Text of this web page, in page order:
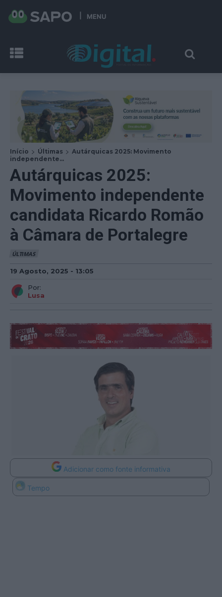
MENU
Início Últimas
Autárquicas 2025: Movimento
independente...
Autárquicas 2025:
Movimento independente
candidata Ricardo Romão
à Câmara de Portalegre
ÚLTIMAS
19 Agosto, 2025 - 13:05
Por:
Lusa
Adicionar como fonte informativa
Tempo